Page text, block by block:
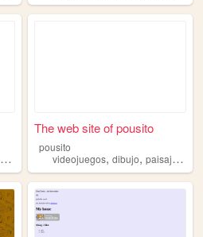
proyectos
The web site of pousito
pousito
videojuegos,dibujo,paisajes